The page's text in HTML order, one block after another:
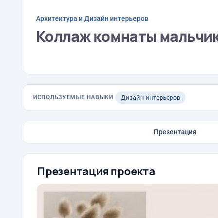
Архитектура и Дизайн интерьеров
Коллаж комнаты
ИСПОЛЬЗУЕМЫЕ НАВЫКИ Дизайн интерьеров
Презентация
Презентация проекта